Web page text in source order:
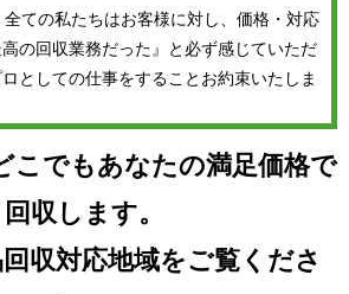
全ての私たちはお客様に対し、価格・対応
の回収業務だった』と必ず感じていただ
としての仕事をすることお約束いたしま
こでもあなたの満足価格で
回収します。
収対応地域をご覧くださ